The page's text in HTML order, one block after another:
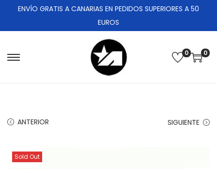
ENVÍO GRATIS A CANARIAS EN PEDIDOS SUPERIORES A 50
EUROS
0 0
ANTERIOR SIGUIENTE
Sold Out